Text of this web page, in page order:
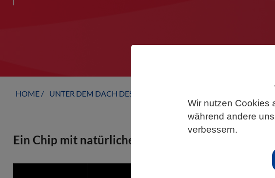
Wir nutzen Cookies
während andere
verbessern.
HOME UNTER DEM DACH DES VBIO
Ein Chip mit natürlichen Blutgefäßen
Wie kann man die